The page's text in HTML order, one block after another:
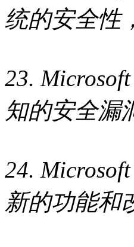
统的安全性
23.
知的安全漏
24.
新的功能和